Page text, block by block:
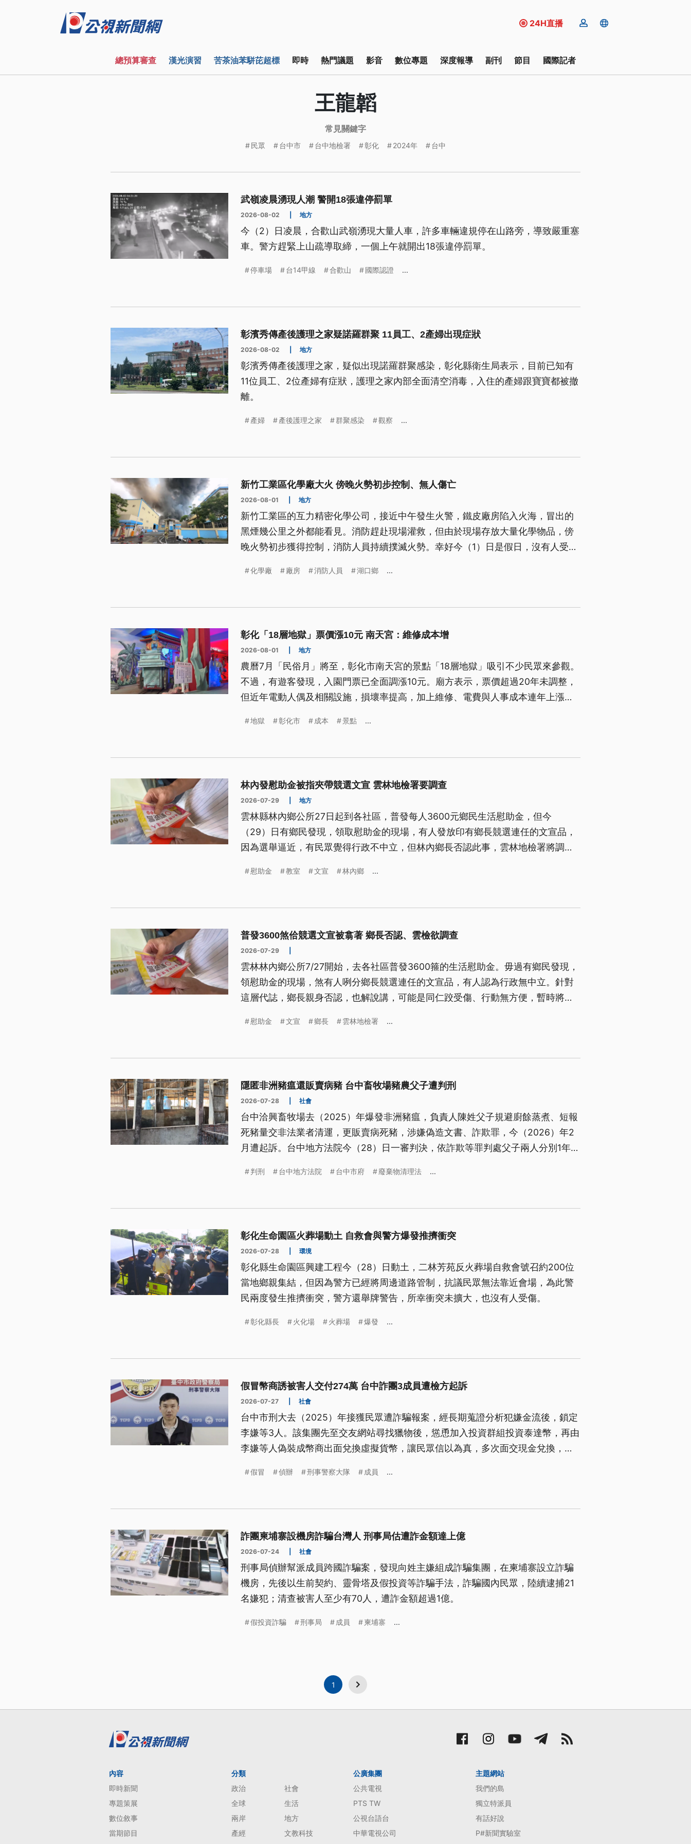
24H直播
總預算審查 漢光演習 苦茶油苯駢芘超標 即時 熱門議題 影音 數位專題 深度報導 副刊 節目 國際記者
王龍韜
常見關鍵字
民眾 台中市 台中地檢署 彰化 2024年 台中
武嶺凌晨湧現人潮 警開18張違停罰單
2026-08-02 地方
今（2）日凌晨，合歡山武嶺湧現大量人車，許多車輛違規停在山路旁，導致嚴重塞
車。警方趕緊上山疏導取締，一個上午就開出18張違停罰單。
停車場 台14甲線 合歡山 國際認證 ...
彰濱秀傳產後護理之家疑諾羅群聚 11員工、2產婦出現症狀
2026-08-02 地方
彰濱秀傳產後護理之家，疑似出現諾羅群聚感染，彰化縣衛生局表示，目前已知有
11位員工、2位產婦有症狀，護理之家內部全面清空消毒，入住的產婦跟寶寶都被撤
離。
產婦 產後護理之家 群聚感染 觀察 ...
新竹工業區化學廠大火 傍晚火勢初步控制、無人傷亡
2026-08-01 地方
新竹工業區的互力精密化學公司，接近中午發生火警，鐵皮廠房陷入火海，冒出的
黑煙幾公里之外都能看見。消防趕赴現場灌救，但由於現場存放大量化學物品，傍
晚火勢初步獲得控制，消防人員持續撲滅火勢。幸好今（1）日是假日，沒有人受
化學廠 廠房 消防人員 湖口鄉 ...
彰化「18層地獄」票價漲10元 南天宮：維修成本增
2026-08-01 地方
農曆7月「民俗月」將至，彰化市南天宮的景點「18層地獄」吸引不少民眾來參觀。
不過，有遊客發現，入園門票已全面調漲10元。廟方表示，票價超過20年未調整，
但近年電動人偶及相關設施，損壞率提高，加上維修、電費與人事成本連年上漲，
地獄 彰化市 成本 景點 ...
林內發慰助金被指夾帶競選文宣 雲林地檢署要調查
2026-07-29 地方
雲林縣林內鄉公所27日起到各社區，普發每人3600元鄉民生活慰助金，但今
（29）日有鄉民發現，領取慰助金的現場，有人發放印有鄉長競選連任的文宣品，
因為選舉逼近，有民眾覺得行政不中立，但林內鄉長否認此事，雲林地檢署將調查
慰助金 教室 文宣 林內鄉 ...
普發3600煞佮競選文宣被翕著 鄉長否認、雲檢欲調查
2026-07-29
雲林林內鄉公所7/27開始，去各社區普發3600箍的生活慰助金。毋過有鄉民發現，
領慰助金的現場，煞有人咧分鄉長競選連任的文宣品，有人認為行政無中立。針對
這層代誌，鄉長親身否認，也解說講，可能是同仁跤受傷、行動無方便，暫時將文
題、導言為台語文）
慰助金 文宣 鄉長 雲林地檢署 ...
隱匿非洲豬瘟還販賣病豬 台中畜牧場豬農父子遭判刑
2026-07-28 社會
台中洽興畜牧場去（2025）年爆發非洲豬瘟，負責人陳姓父子規避廚餘蒸煮、短報
死豬量交非法業者清運，更販賣病死豬，涉嫌偽造文書、詐欺罪，今（2026）年2
月遭起訴。台中地方法院今（28）日一審判決，依詐欺等罪判處父子兩人分別1年6
判刑 台中地方法院 台中市府 廢棄物清理法 ...
彰化生命園區火葬場動土 自救會與警方爆發推擠衝突
2026-07-28 環境
彰化縣生命園區興建工程今（28）日動土，二林芳苑反火葬場自救會號召約200位
當地鄉親集結，但因為警方已經將周邊道路管制，抗議民眾無法靠近會場，為此警
民兩度發生推擠衝突，警方還舉牌警告，所幸衝突未擴大，也沒有人受傷。
彰化縣長 火化場 火葬場 爆發 ...
假冒幣商誘被害人交付274萬 台中詐團3成員遭檢方起訴
2026-07-27 社會
台中市刑大去（2025）年接獲民眾遭詐騙報案，經長期蒐證分析犯嫌金流後，鎖定
李嫌等3人。該集團先至交友網站尋找獵物後，慫恿加入投資群組投資泰達幣，再由
李嫌等人偽裝成幣商出面兌換虛擬貨幣，讓民眾信以為真，多次面交現金兌換，直
假冒 偵辦 刑事警察大隊 成員 ...
詐團柬埔寨設機房詐騙台灣人 刑事局估遭詐金額達上億
2026-07-24 社會
刑事局偵辦幫派成員跨國詐騙案，發現向姓主嫌組成詐騙集團，在柬埔寨設立詐騙
機房，先後以生前契約、靈骨塔及假投資等詐騙手法，詐騙國內民眾，陸續逮捕21
名嫌犯；清查被害人至少有70人，遭詐金額超過1億。
假投資詐騙 刑事局 成員 柬埔寨 ...
1
內容
即時新聞
專題策展
數位敘事
當期節目
分類
政治
社會
全球
生活
兩岸
地方
產經
文教科技
公廣集團
公共電視
PTS TW
公視台語台
中華電視公司
主題網站
我們的島
獨立特派員
有話好說
P#新聞實驗室